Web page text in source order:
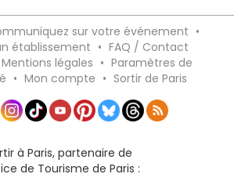
sur votre événement •
établissement • FAQ / Contact
Mentions légales • Paramètres de
• Mon compte • Sortir de Paris
à Paris, partenaire de
de Tourisme de Paris :